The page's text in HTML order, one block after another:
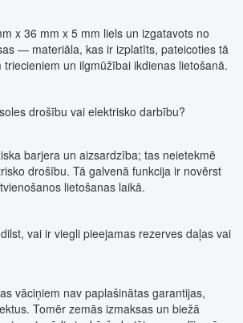
x 36 mm x 5 mm liels un izgatavots no
— materiāla, kas ir izplatīts, pateicoties tā
un ilgmūžībai ikdienas lietošanā.
drošību vai elektrisko darbību?
barjera un aizsardzība; tas neietekmē
drošību. Tā galvenā funkcija ir novērst
lietošanas laikā.
vai ir viegli pieejamas rezerves daļas vai
vāciņiem nav paplašinātas garantijas,
Tomēr zemās izmaksas un biežā